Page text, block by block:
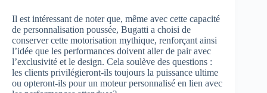
Il est intéressant de noter que, même avec cette capacité
de personnalisation poussée, Bugatti a choisi de
conserver cette motorisation mythique, renforçant ainsi
l’idée que les performances doivent aller de pair avec
l’exclusivité et le design. Cela soulève des questions :
les clients privilégieront-ils toujours la puissance ultime
ou opteront-ils pour un moteur personnalisé en lien avec